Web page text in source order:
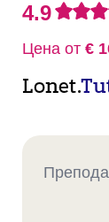
4.9
Цена от €
Lonet.